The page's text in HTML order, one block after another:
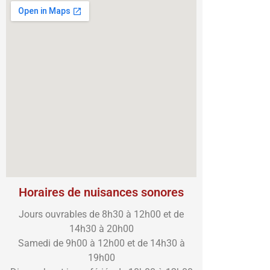
Horaires de nuisances sonores
Jours ouvrables de 8h30 à 12h00 et de
14h30 à 20h00
Samedi de 9h00 à 12h00 et de 14h30 à
19h00